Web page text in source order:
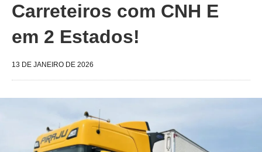
Carreteiros com CNH E
em 2 Estados!
13 DE JANEIRO DE 2026